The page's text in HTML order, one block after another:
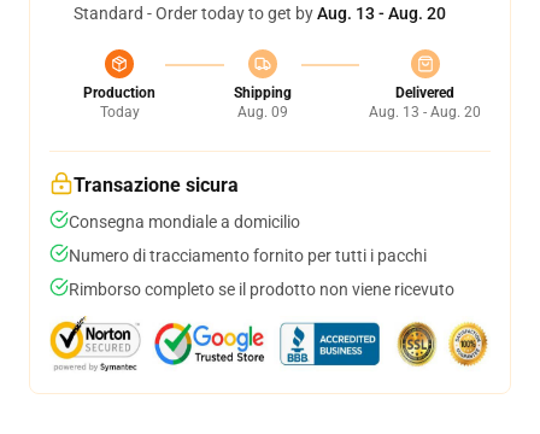
Standard - Order today to get byAug. 13 - Aug. 20
Production
Today
Shipping
Aug. 09
Delivered
Aug. 13 - Aug. 20
Transazione sicura
Consegna mondiale a domicilio
Numero di tracciamento fornito per tutti i pacchi
Rimborso completo se il prodotto non viene ricevuto